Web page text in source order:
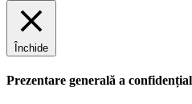
Închide
Prezentare generală a